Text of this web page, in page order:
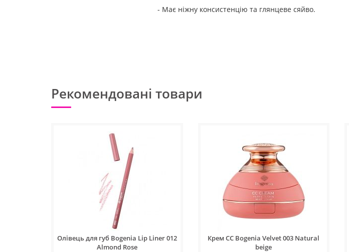
- Має ніжну консистенцію та глянцеве сяйво.
Рекомендовані товари
Олівець для губ Bogenia Lip Liner 012
Almond Rose
Крем CC Bogenia Velvet 003 Natural
beige